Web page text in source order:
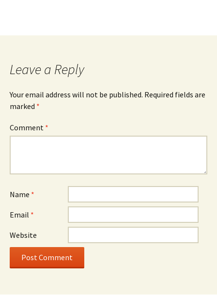
Leave a Reply
Your email address will not be published. Required fields are
marked *
Comment *
Name *
Email *
Website